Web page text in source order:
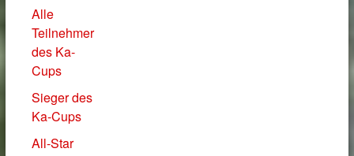
Alle
Teilnehmer
des Ka-
Cups
Sieger des
Ka-Cups
All-Star